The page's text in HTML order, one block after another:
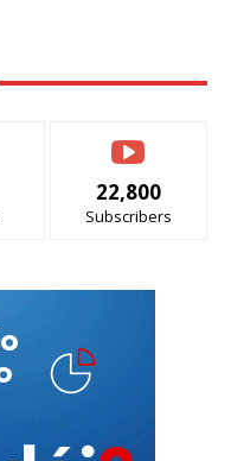
22,800
Subscribers